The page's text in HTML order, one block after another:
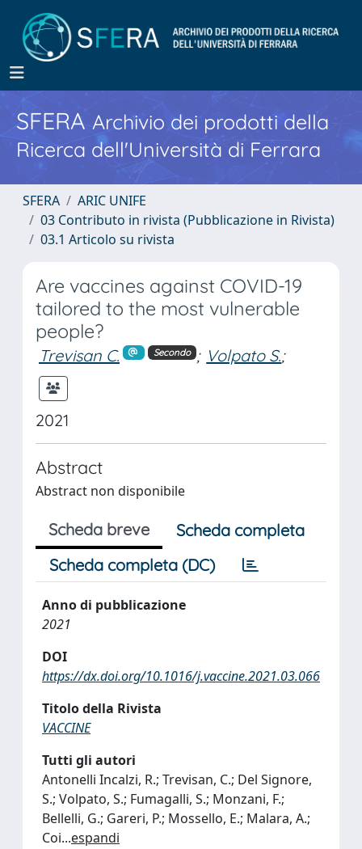
SFERA Archivio dei prodotti della
Ricerca dell'Università di Ferrara
SFERA
ARIC UNIFE
03 Contributo in rivista (Pubblicazione in Rivista)
03.1 Articolo su rivista
Are vaccines against COVID-19
tailored to the most vulnerable
people?
Trevisan C. Secondo ; Volpato S.;
2021
Abstract
Abstract non disponibile
Scheda breve
Scheda completa
Scheda completa (DC)
Anno di pubblicazione
2021
DOI
https://dx.doi.org/10.1016/j.vaccine.2021.03.066
Titolo della Rivista
VACCINE
Tutti gli autori
Antonelli Incalzi, R.; Trevisan, C.; Del Signore,
S.; Volpato, S.; Fumagalli, S.; Monzani, F.;
Bellelli, G.; Gareri, P.; Mossello, E.; Malara, A.;
Coi...espandi